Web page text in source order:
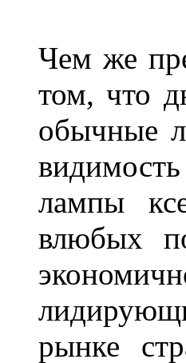
Чем же
том, что
обычные
лампы
влюбых
рынке